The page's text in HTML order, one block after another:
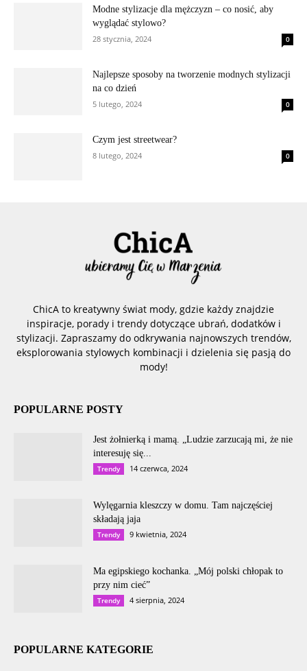
Modne stylizacje dla mężczyzn – co nosić, aby
wyglądać stylowo?
28 stycznia, 2024
0
Najlepsze sposoby na tworzenie modnych stylizacji
na co dzień
5 lutego, 2024
0
Czym jest streetwear?
8 lutego, 2024
0
ChicA to kreatywny świat mody, gdzie każdy znajdzie
inspiracje, porady i trendy dotyczące ubrań, dodatków i
stylizacji. Zapraszamy do odkrywania najnowszych trendów,
eksplorowania stylowych kombinacji i dzielenia się pasją do
mody!
POPULARNE POSTY
Jest żołnierką i mamą. „Ludzie zarzucają mi, że nie
interesuję się...
Trendy 14 czerwca, 2024
Wylęgarnia kleszczy w domu. Tam najczęściej
składają jaja
Trendy 9 kwietnia, 2024
Ma egipskiego kochanka. „Mój polski chłopak to
przy nim cieć”
Trendy 4 sierpnia, 2024
POPULARNE KATEGORIE